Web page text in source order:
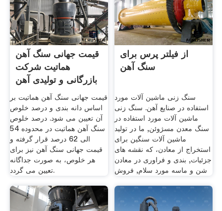
قیمت جهانی سنگ آهن
هماتیت شرکت
بازرگانی و تولیدی آهن
قیمت جهانی سنگ آهن هماتیت بر
اساس دانه بندی و درصد خلوص
آن تعیین می شود. درصد خلوص
سنگ آهن هماتیت در محدوده 54
الی 62 درصد قرار گرفته و
قیمت جهانی سنگ آهن نیز برای
هر خلوص، به صورت جداگانه
تعیین می گردد.
از فیلتر پرس برای
سنگ آهن
سنگ زنی ماشین آلات مورد
استفاده در صنایع آهن. سنگ زنی
ماشین آلات مورد استفاده در
سنگ معدن مسژوئن, ما در تولید
ماشین آلات سنگین برای
استخراج از معادن، که نقشه های
جزئیات, بندی و فراوری در معادن
شن و ماسه مورد سلام, فروش